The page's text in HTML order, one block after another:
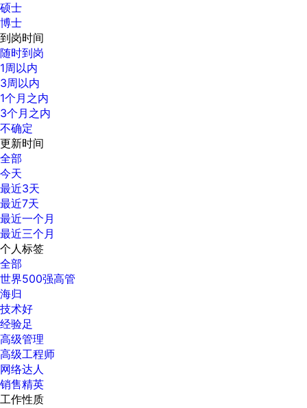
硕士
博士
到岗时间
随时到岗
1周以内
3周以内
1个月之内
3个月之内
不确定
更新时间
全部
今天
最近3天
最近7天
最近一个月
最近三个月
个人标签
全部
世界500强高管
海归
技术好
经验足
高级管理
高级工程师
网络达人
销售精英
工作性质